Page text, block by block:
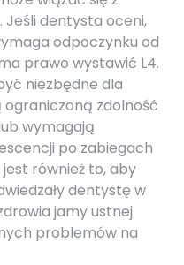
dentysta oceni,
odpoczynku od
prawo wystawić L4.
niezbędne dla
zdolność
wymagają
po zabiegach
również to, aby
dentystę w
jamy ustnej
problemów na